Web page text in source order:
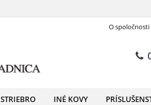
O spoločnosti
STRIEBRO INÉ KOVY